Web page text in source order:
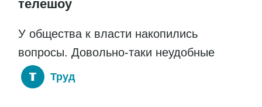
телешоу
У общества к власти накопились
вопросы. Довольно-таки неудобные
Труд